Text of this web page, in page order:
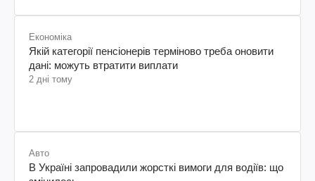
Економіка
Якій категорії пенсіонерів терміново треба оновити
дані: можуть втратити виплати
2 дні тому
Авто
В Україні запровадили жорсткі вимоги для водіїв: що